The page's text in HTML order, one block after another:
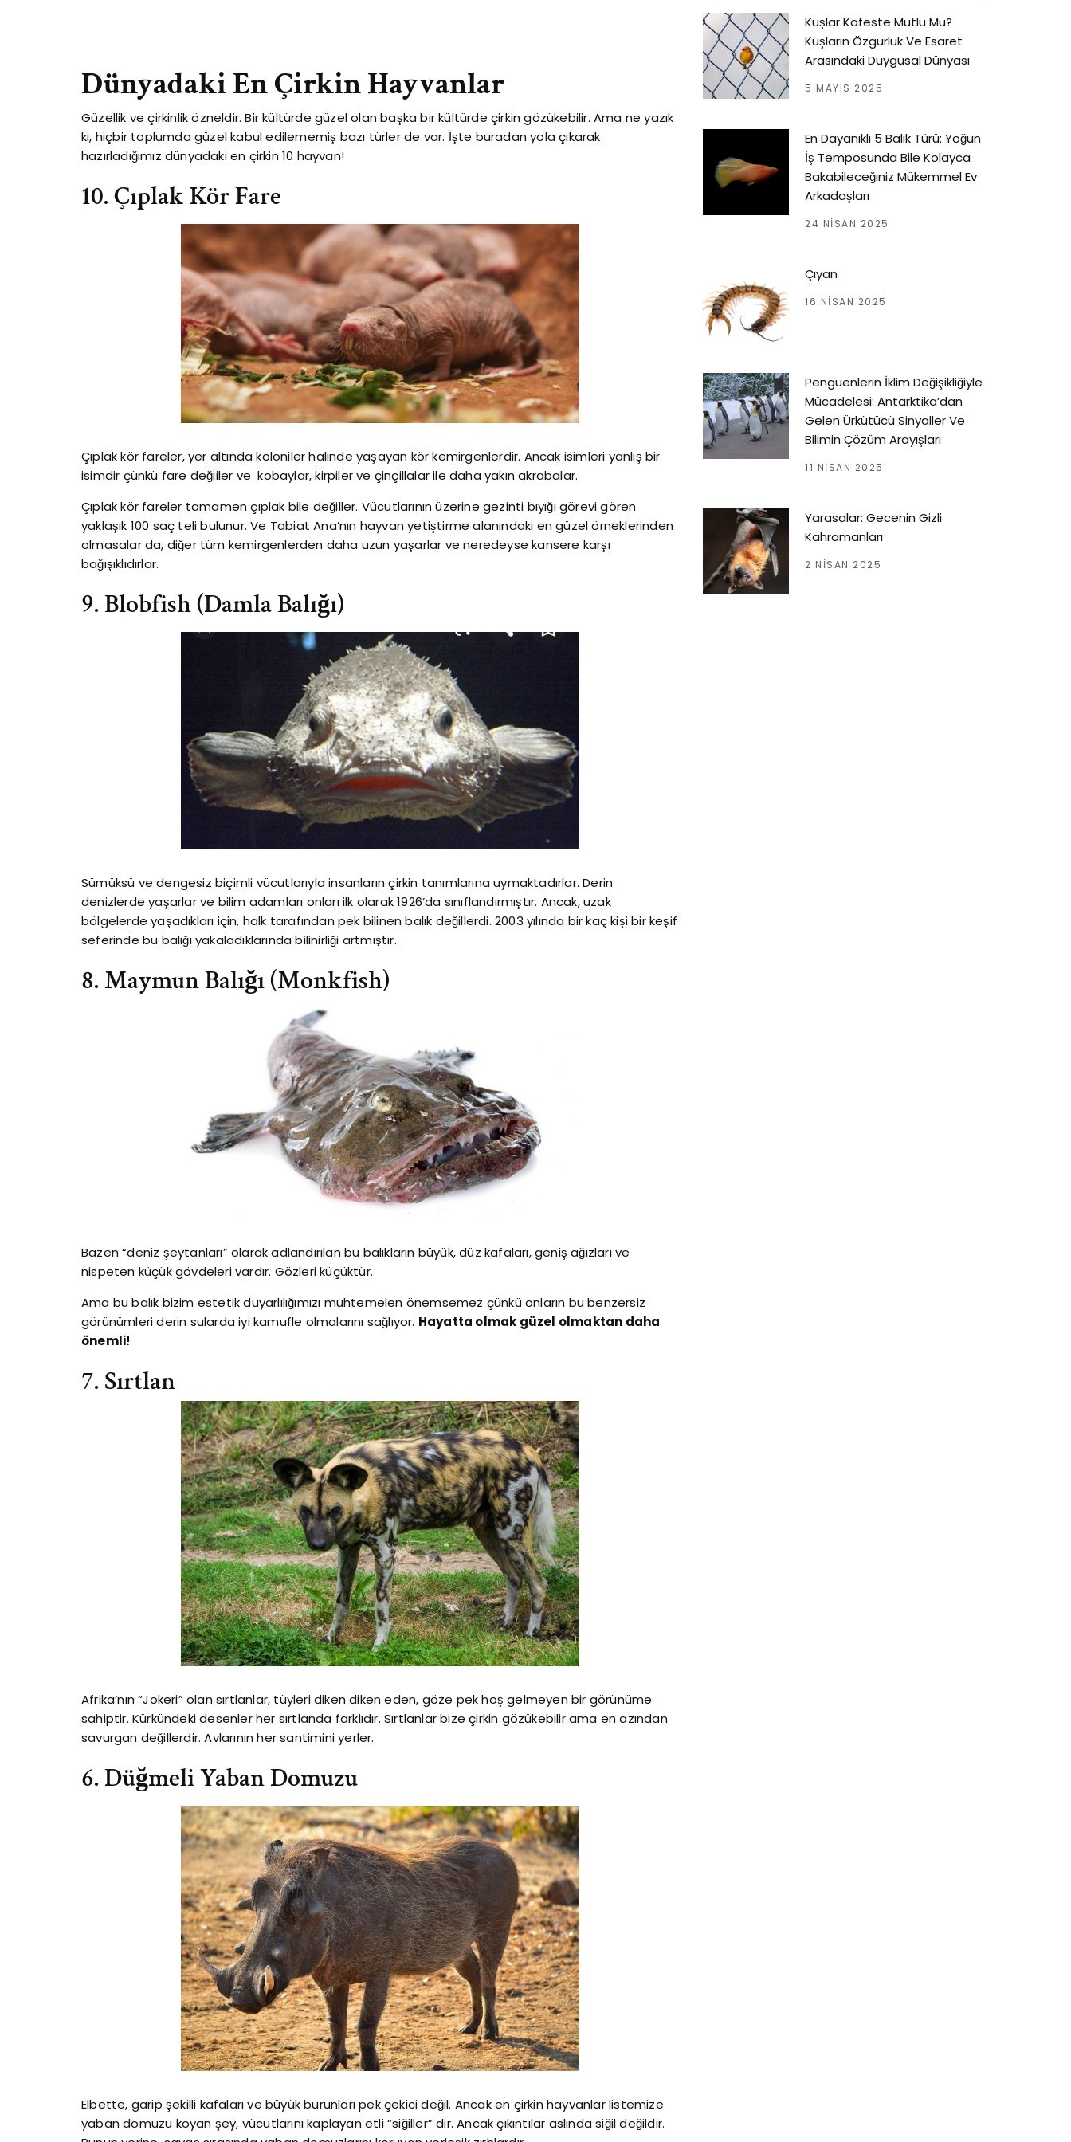
Dünyadaki En Çirkin Hayvanlar
Güzellik ve çirkinlik özneldir. Bir kültürde güzel olan başka bir kültürde çirkin gözükebilir. Ama ne yazık
ki, hiçbir toplumda güzel kabul edilememiş bazı türler de var. İşte buradan yola çıkarak
hazırladığımız dünyadaki en çirkin 10 hayvan!
10. Çıplak Kör Fare
Çıplak kör fareler, yer altında koloniler halinde yaşayan kör kemirgenlerdir. Ancak isimleri yanlış bir
isimdir çünkü fare değiiler ve kobaylar, kirpiler ve çinçillalar ile daha yakın akrabalar.
Çıplak kör fareler tamamen çıplak bile değiller. Vücutlarının üzerine gezinti bıyığı görevi gören
yaklaşık 100 saç teli bulunur. Ve Tabiat Ana’nın hayvan yetiştirme alanındaki en güzel örneklerinden
olmasalar da, diğer tüm kemirgenlerden daha uzun yaşarlar ve neredeyse kansere karşı
bağışıklıdırlar.
9. Blobfish (Damla Balığı)
Sümüksü ve dengesiz biçimli vücutlarıyla insanların çirkin tanımlarına uymaktadırlar. Derin
denizlerde yaşarlar ve bilim adamları onları ilk olarak 1926’da sınıflandırmıştır. Ancak, uzak
bölgelerde yaşadıkları için, halk tarafından pek bilinen balık değillerdi. 2003 yılında bir kaç kişi bir keşif
seferinde bu balığı yakaladıklarında bilinirliği artmıştır.
8. Maymun Balığı (Monkfish)
Bazen “deniz şeytanları” olarak adlandırılan bu balıkların büyük, düz kafaları, geniş ağızları ve
nispeten küçük gövdeleri vardır. Gözleri küçüktür.
Ama bu balık bizim estetik duyarlılığımızı muhtemelen önemsemez çünkü onların bu benzersiz
görünümleri derin sularda iyi kamufle olmalarını sağlıyor. Hayatta olmak güzel olmaktan daha
önemli!
7. Sırtlan
Afrika’nın “Jokeri” olan sırtlanlar, tüyleri diken diken eden, göze pek hoş gelmeyen bir görünüme
sahiptir. Kürkündeki desenler her sırtlanda farklıdır. Sırtlanlar bize çirkin gözükebilir ama en azından
savurgan değillerdir. Avlarının her santimini yerler.
6. Düğmeli Yaban Domuzu
Elbette, garip şekilli kafaları ve büyük burunları pek çekici değil. Ancak en çirkin hayvanlar listemize
yaban domuzu koyan şey, vücutlarını kaplayan etli “siğiller” dir. Ancak çıkıntılar aslında siğil değildir.
Kuşlar Kafeste Mutlu Mu?
Kuşların Özgürlük Ve Esaret
Arasındaki Duygusal Dünyası
5 MAYIS 2025
En Dayanıklı 5 Balık Türü: Yoğun
İş Temposunda Bile Kolayca
Bakabileceğiniz Mükemmel Ev
Arkadaşları
24 NISAN 2025
Çıyan
16 NISAN 2025
Penguenlerin İklim Değişikliğiyle
Mücadelesi: Antarktika’dan
Gelen Ürkütücü Sinyaller Ve
Bilimin Çözüm Arayışları
11 NISAN 2025
Yarasalar: Gecenin Gizli
Kahramanları
2 NISAN 2025